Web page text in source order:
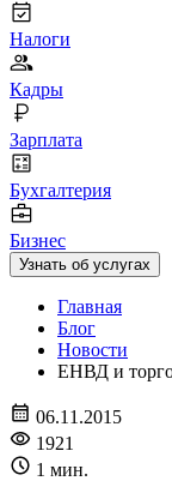
Налоги
Кадры
Зарплата
Бухгалтерия
Бизнес
Узнать об услугах
Главная
Блог
Новости
ЕНВД и
06.11.2015
1921
1 мин.